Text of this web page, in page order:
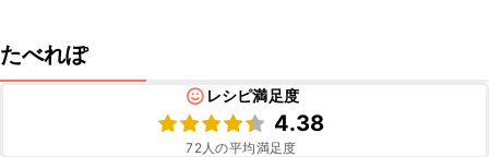
たべれぽ
レシピ満足度
4.38
72人の平均満足度